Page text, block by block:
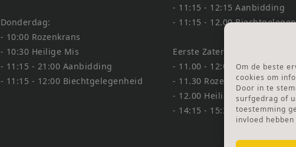
Om de beste
cookies om
Door in te
surfgedrag of
toestemming
invloed
Donderdag:
- 10:00 Rozenkrans
- 10:30 Heilige Mis
- 11:15 - 21:00 Aanbidding
- 11:15 - 12:00 Biechtgelegenheid
- 11:15 - 12:15 Aanbidding
- 11:15 - 12.00
Eerste Zaterdag Bedevaart:
- 11.00 - 12:00
- 11.30 Rozenkrans
- 12.00 Heilige Mis
- 14:15 - 15:30 Aanbidding &